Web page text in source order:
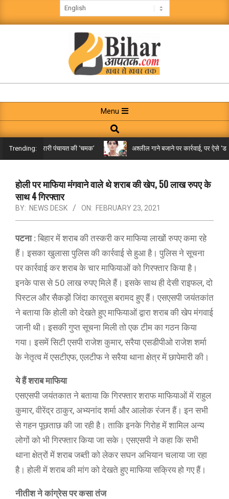
to
BIHAR
AAPTAK
Navigation
Menu
Menu
Search
Trending:
तक पहुंची गरारी पंचायत की ‘चमक’ अश्लील गाने बजाने पर कार्रवाई, पर ऐसे ‘डबल
होली पर माफिया मंगवाने वाले थे शराब की खेप, 50 लाख रुपए के
साथ 4 गिरफ्तार
BY: NEWS DESK ON: FEBRUARY 23, 2021
पटना : बिहार में शराब की तस्करी कर माफिया लाखों रुपए कमा रहे
हैं। इसका खुलासा पुलिस की कार्रवाई से हुआ है। पुलिस ने सूचना
पर कार्रवाई कर शराब के चार माफियाओं को गिरफ्तार किया है।
इनके पास से 50 लाख रुपए मिले हैं। इसके साथ ही देसी राइफल, दो
पिस्टल और सैकड़ों जिंदा कारतूस बरामद हुए हैं। एसएसपी जयंतकांत
ने बताया कि होली को देखते हुए माफियाओं द्वारा शराब की खेप मंगवाई
जानी थी। इसकी गुप्त सूचना मिली तो एक टीम का गठन किया
गया। इसमें सिटी एसपी राजेश कुमार, सरैया एसडीपीओ राजेश शर्मा
के नेतृत्व में एसटीएफ, एलटीफ ने सरैया थाना क्षेत्र में छापेमारी की।
ये हैं शराब माफिया
एसएसपी जयंतकात ने बताया कि गिरफ्तार शराफ माफियाओं में राहुल
कुमार, वीरेंद्र ठाकुर, अभ्यनांद शर्मा और आलोक रंजन हैं। इन सभी
से गहन पूछताछ की जा रही है। ताकि इनके गिरोह में शामिल अन्य
लोगों को भी गिरफ्तार किया जा सके। एसएसपी ने कहा कि सभी
थाना क्षेत्रों में शराब जब्ती को लेकर सघन अभियान चलाया जा रहा
है। होली में शराब की मांग को देखते हुए माफिया सक्रिय हो गए हैं।
नीतीश ने कांग्रेस पर कसा तंज